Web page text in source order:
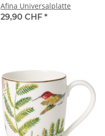
Afina Universalplatte
29,90 CHF *